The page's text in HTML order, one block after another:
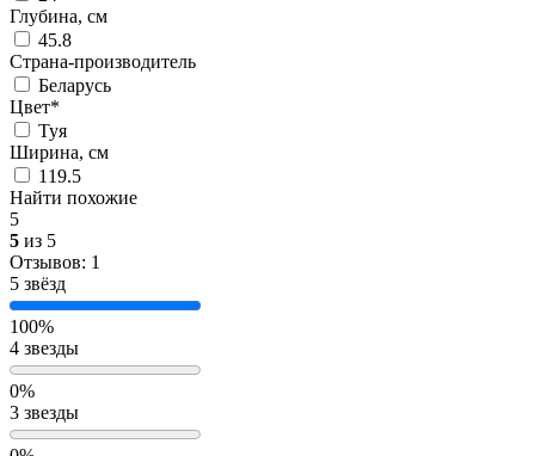
Глубина, см
45.8
Страна-производитель
Беларусь
Цвет*
Туя
Ширина, см
119.5
Найти похожие
5
5 из 5
Отзывов: 1
5 звёзд
100%
4 звезды
0%
3 звезды